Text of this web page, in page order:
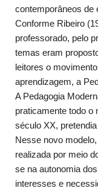
contemporâneos de
Conforme Ribeiro
professorado, pelo
temas eram
leitores o
aprendizagem, a
A Pedagogia
praticamente todo o
século XX,
Nesse novo
realizada por meio
se na autonomia
interesses e